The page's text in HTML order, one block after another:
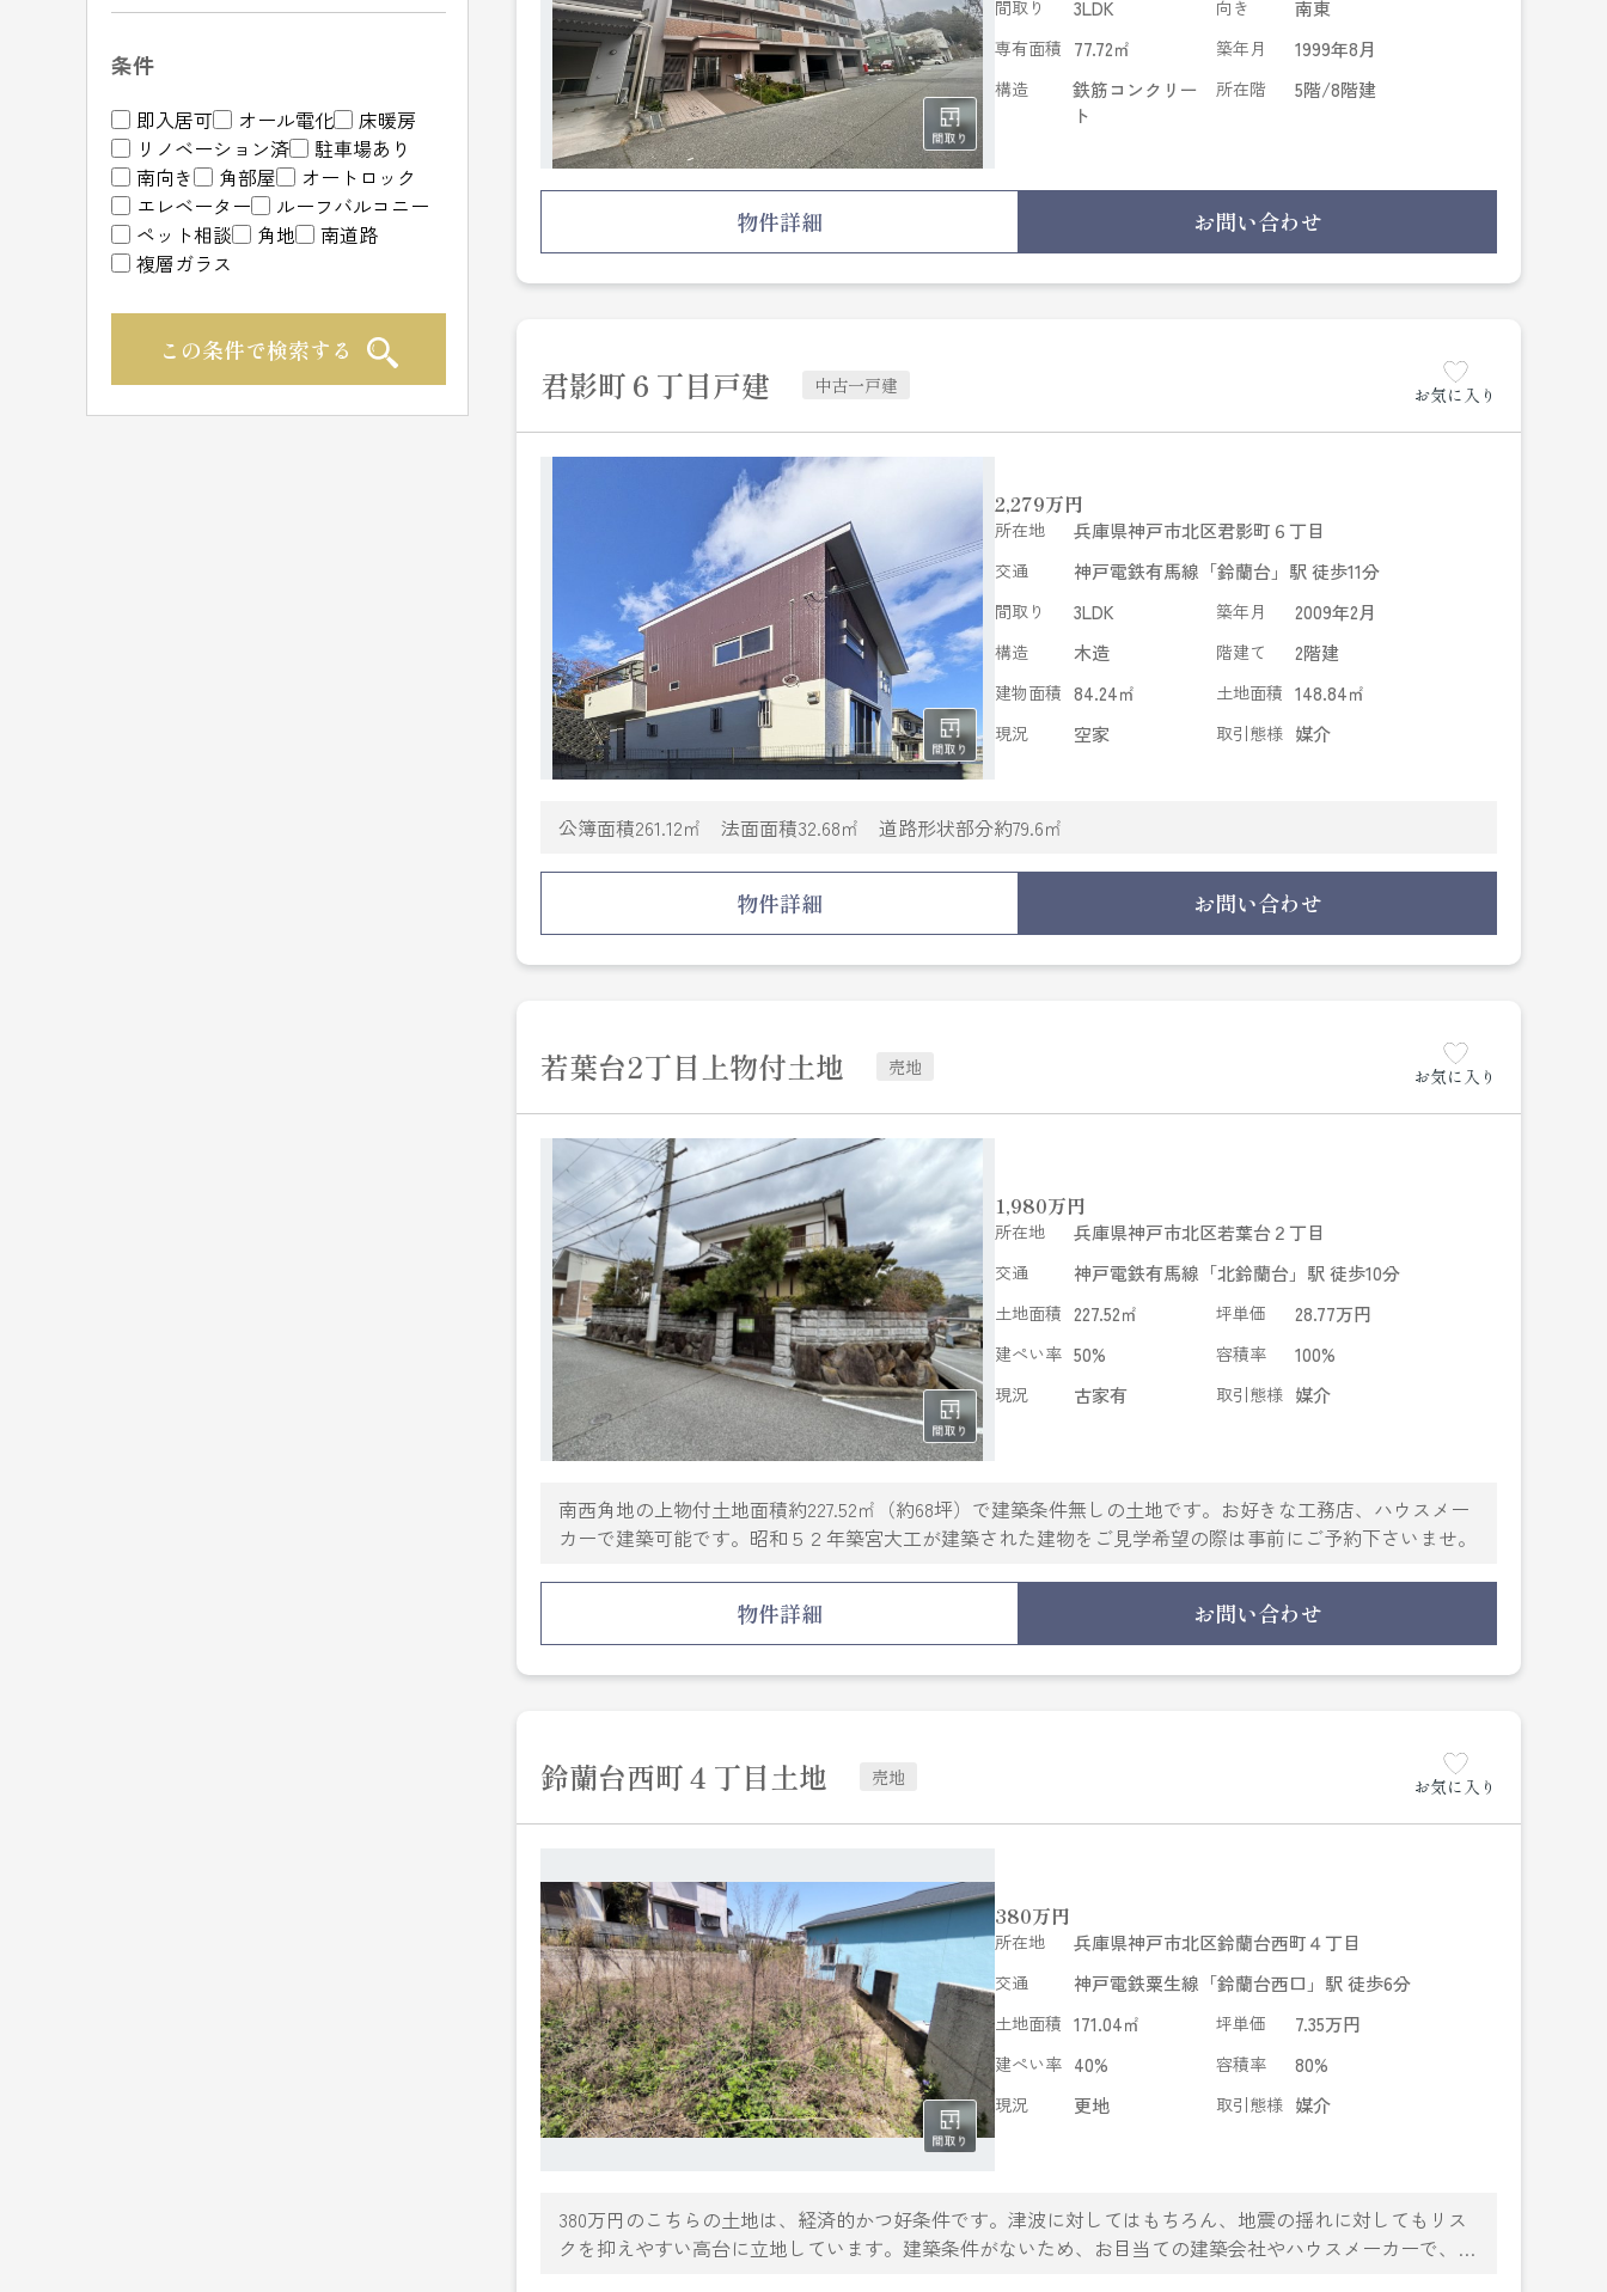
間取り 3LDK 向き 南東
専有面積 77.72㎡ 築年月 1999年8月
構造
鉄筋コンクリー
ト
所在階 5階/8階建
物件詳細 お問い合わせ
君影町６丁目戸建 中古一戸建 お気に入り
2,279万円
所在地 兵庫県神戸市北区君影町６丁目
交通 神戸電鉄有馬線「鈴蘭台」駅 徒歩11分
間取り 3LDK 築年月 2009年2月
構造 木造 階建て 2階建
建物面積 84.24㎡ 土地面積 148.84㎡
現況 空家 取引態様 媒介
公簿面積261.12㎡ 法面面積32.68㎡ 道路形状部分約79.6㎡
物件詳細 お問い合わせ
若葉台2丁目上物付土地 売地 お気に入り
1,980万円
所在地 兵庫県神戸市北区若葉台２丁目
交通 神戸電鉄有馬線「北鈴蘭台」駅 徒歩10分
土地面積 227.52㎡ 坪単価 28.77万円
建ぺい率 50% 容積率 100%
現況 古家有 取引態様 媒介
南西角地の上物付土地面積約227.52㎡（約68坪）で建築条件無しの土地です。お好きな工務店、ハウスメー
カーで建築可能です。昭和５２年築宮大工が建築された建物をご見学希望の際は事前にご予約下さいませ。
物件詳細 お問い合わせ
鈴蘭台西町４丁目土地 売地 お気に入り
380万円
所在地 兵庫県神戸市北区鈴蘭台西町４丁目
交通 神戸電鉄粟生線「鈴蘭台西口」駅 徒歩6分
土地面積 171.04㎡ 坪単価 7.35万円
建ぺい率 40% 容積率 80%
現況 更地 取引態様 媒介
380万円のこちらの土地は、経済的かつ好条件です。津波に対してはもちろん、地震の揺れに対してもリス
クを抑えやすい高台に立地しています。建築条件がないため、お目当ての建築会社やハウスメーカーで、思
条件
即入居可 オール電化
床暖房
リノベーション済
駐車場あり
南向き
角部屋
オートロック
エレベーター
ルーフバルコニー
ペット相談
角地
南道路
複層ガラス
この条件で検索する